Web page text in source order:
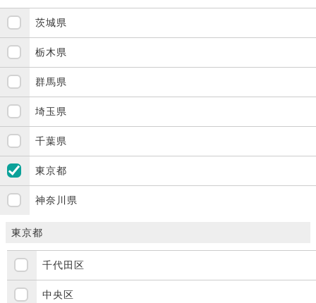
茨城県
栃木県
群馬県
埼玉県
千葉県
東京都
神奈川県
東京都
千代田区
中央区